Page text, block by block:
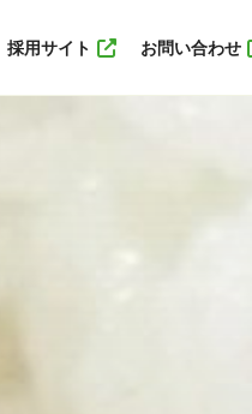
採用サイト お問い合わせ